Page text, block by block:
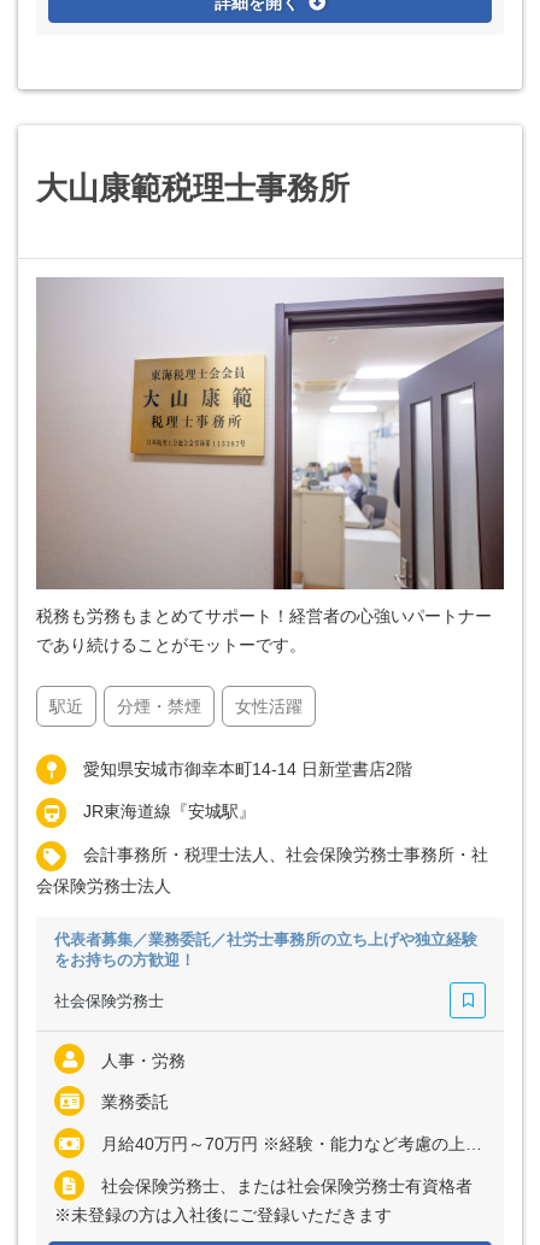
大山康範税理士事務所
税務も労務もまとめてサポート！経営者の心強いパートナー
であり続けることがモットーです。
駅近 分煙・禁煙 女性活躍
愛知県安城市御幸本町14-14 日新堂書店2階
JR東海道線『安城駅』
会計事務所・税理士法人、社会保険労務士事務所・社
会保険労務士法人
代表者募集／業務委託／社労士事務所の立ち上げや独立経験
をお持ちの方歓迎！
社会保険労務士
人事・労務
業務委託
月給40万円～70万円 ※経験・能力など考慮の上、決定いたします
社会保険労務士、または社会保険労務士有資格者
※未登録の方は入社後にご登録いただきます